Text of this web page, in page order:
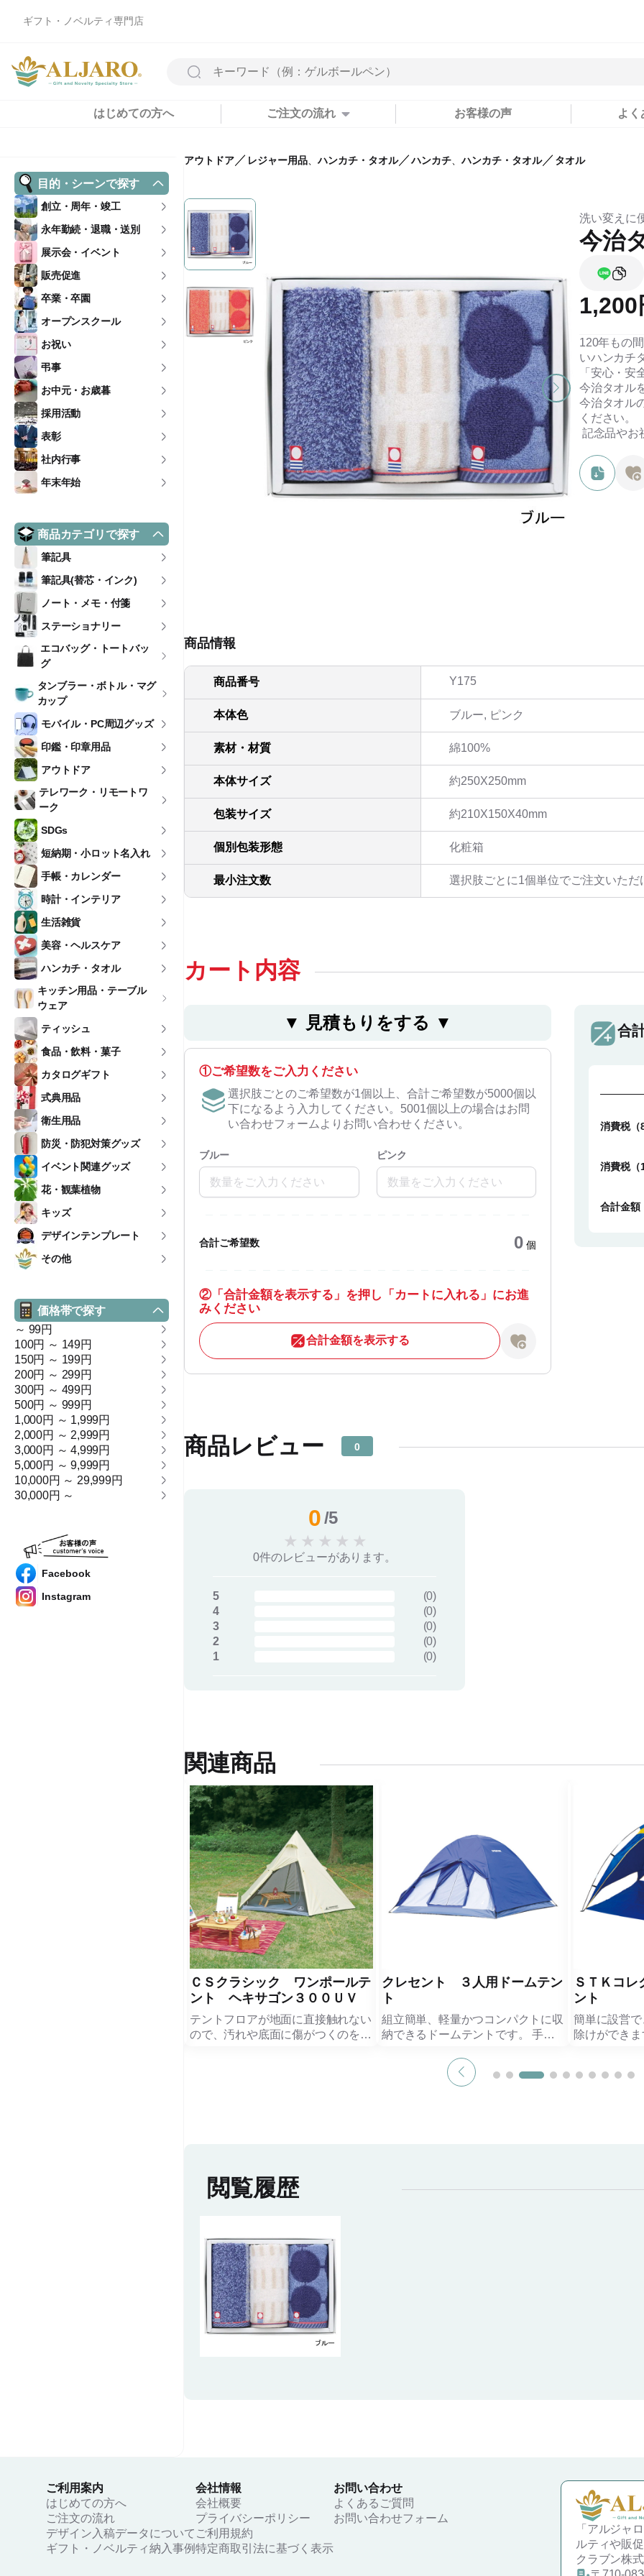
ギフト・ノベルティ専門店
はじめての方へ ご注文の流れ お客様の声 よく
目的・シーンで探す
創立・周年・竣工
永年勤続・退職・送別
展示会・イベント
販売促進
卒業・卒園
オープンスクール
お祝い
弔事
お中元・お歳暮
採用活動
表彰
社内行事
年末年始
商品カテゴリで探す
筆記具
筆記具(替芯・インク)
ノート・メモ・付箋
ステーショナリー
エコバッグ・トートバッ
グ
タンブラー・ボトル・マグ
カップ
モバイル・PC周辺グッズ
印鑑・印章用品
アウトドア
テレワーク・リモートワ
ーク
SDGs
短納期・小ロット名入れ
手帳・カレンダー
時計・インテリア
生活雑貨
美容・ヘルスケア
ハンカチ・タオル
キッチン用品・テーブル
ウェア
ティッシュ
食品・飲料・菓子
カタログギフト
式典用品
衛生用品
防災・防犯対策グッズ
イベント関連グッズ
花・観葉植物
キッズ
デザインテンプレート
その他
価格帯で探す
～ 99円
100円 ～ 149円
150円 ～ 199円
200円 ～ 299円
300円 ～ 499円
500円 ～ 999円
1,000円 ～ 1,999円
2,000円 ～ 2,999円
3,000円 ～ 4,999円
5,000円 ～ 9,999円
10,000円 ～ 29,999円
30,000円 ～
Facebook
Instagram
アウトドア／ レジャー用品 、ハンカチ・タオル／ハンカチ 、ハンカチ・タオル／ タオル
洗い変えに
今治
1,200
120年もの
いハンカチ
「安心・
今治タオル
今治タオル
ください。
記念品やお
商品情報
商品番号 Y175
本体色 ブルー, ピンク
素材・材質 綿100%
本体サイズ 約250X250mm
包装サイズ 約210X150X40mm
個別包装形態 化粧箱
最小注文数 選択肢ごとに1個単位でご注文いただ
カート内容
▼ ⾒積もりをする ▼
①ご希望数をご入力ください
選択肢ごとのご希望数が1個以上、合計ご希望数が5000個以
下になるよう入力してください。5001個以上の場合はお問
い合わせフォームよりお問い合わせください。
ブルー ピンク
合計ご希望数 0 個
②「合計金額を表示する」を押し「カートに入れる」にお進
みください
合計金額を表示する
合
消費税（
消費税（
合計金額
商品レビュー 0
0/5
★ ★ ★ ★ ★
0件のレビューがあります。
5 (0)
4
(0)
3
(0)
2
(0)
1
(0)
関連商品
ＣＳクラシック ワンポールテ
ント ヘキサゴン３００ＵＶ
テントフロアが地面に直接触れない
ので、汚れや底面に傷がつくのを防
ジデザインや内容が変更になる場合
がございます。
クレセント ３人用ドームテン
ト
組立簡単、軽量かつコンパクトに収
納できるドームテントです。 手軽
の時の休憩場所にもなります。
(UV)熱中症対策としてやレジャーの
ＳＴＫコ
ント
簡単に設営
除けができ
レジャーの
閲覧履歴
ご利用案内
はじめての方へ
ご注文の流れ
デザイン入稿データについて
ギフト・ノベルティ納入事例
会社情報
会社概要
プライバシーポリシー
ご利用規約
特定商取引法に基づく表示
お問い合わせ
よくあるご質問
お問い合わせフォーム
「アルジャ
ルティや販
クラブン株